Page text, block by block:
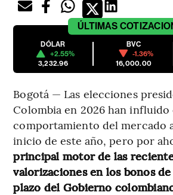
ÚLTIMAS
DÓLAR
+2.55%
3,232.96
BVC
-1.36%
16,000.00
Bogotá — Las elecciones
Colombia en 2026 han influido
comportamiento del mercado
inicio de este año, pero por
principal motor de las
valorizaciones en los bonos
plazo del Gobierno